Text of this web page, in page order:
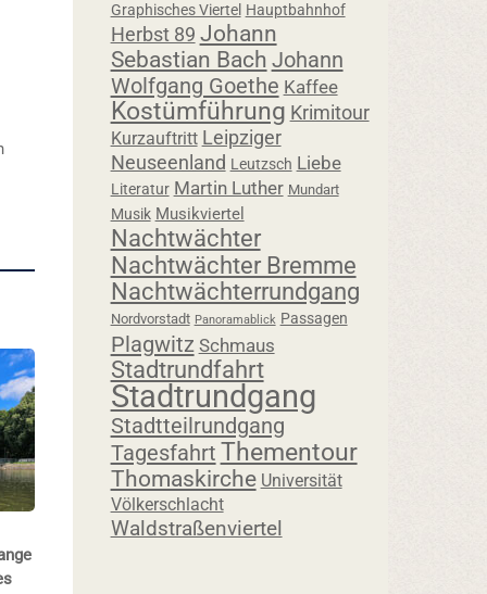
Graphisches Viertel Hauptbahnhof
Herbst 89 Johann
Sebastian Bach Johann
Wolfgang Goethe Kaffee
Kostümführung Krimitour
Kurzauftritt Leipziger
Neuseenland Leutzsch Liebe
Literatur Martin Luther Mundart
Musik Musikviertel
Nachtwächter
Nachtwächter Bremme
Nachtwächterrundgang
Nordvorstadt Panoramablick Passagen
Plagwitz Schmaus
Stadtrundfahrt
Stadtrundgang
Stadtteilrundgang
Tagesfahrt Thementour
Thomaskirche Universität
Völkerschlacht
Waldstraßenviertel